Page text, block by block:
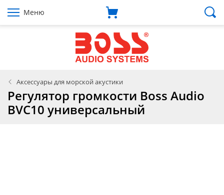
Меню
Аксессуары для морской акустики
Регулятор громкости Boss Audio
BVC10 универсальный